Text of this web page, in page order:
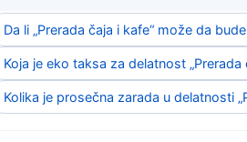
Da li „Prerada čaja i kafe“ može da
Koja je eko taksa za delatnost „Prerada
Kolika je prosečna zarada u delatnosti